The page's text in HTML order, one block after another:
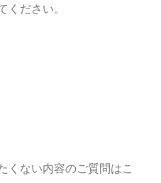
ださい。
くない内容のご質問はこ